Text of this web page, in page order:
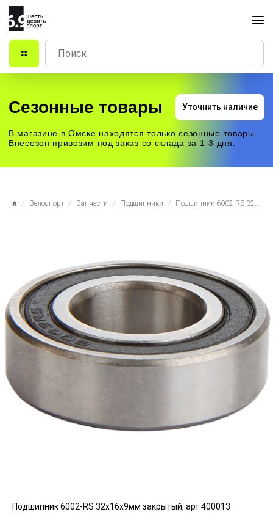
Сезонные товары
В магазине в Омске находятся только сезонные товары.
Внесезон привозим под заказ со склада за 1-3 дня.
Велоспорт Запчасти Подшипники Подшипник 6002-RS 32х16х9мм закрытый, арт.400013
Подшипник 6002-RS 32х16х9мм закрытый, арт.400013